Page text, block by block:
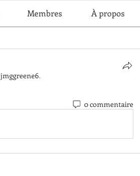
Membres À propos
jmggreene6.
0 commentaire